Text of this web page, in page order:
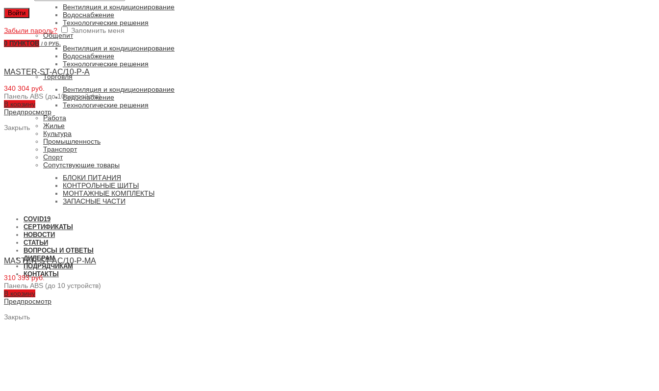
Войти
Забыли пароль? Запомнить меня
0 ПУНКТОВ / 0 РУБ.
Вентиляция и кондиционирование
Водоснабжение
Технологические решения
Общепит
Вентиляция и кондиционирование
Водоснабжение
Технологические решения
Торговля
Вентиляция и кондиционирование
Водоснабжение
Технологические решения
Работа
Жилье
Культура
Промышленность
Транспорт
Спорт
Сопутствующие товары
БЛОКИ ПИТАНИЯ
КОНТРОЛЬНЫЕ ЩИТЫ
МОНТАЖНЫЕ КОМПЛЕКТЫ
ЗАПАСНЫЕ ЧАСТИ
COVID19
СЕРТИФИКАТЫ
НОВОСТИ
СТАТЬИ
ВОПРОСЫ И ОТВЕТЫ
ДИЛЕРАМ
ПОДРЯДЧИКАМ
КОНТАКТЫ
MASTER-ST-AC/10-P-A
340 304 руб.
Панель ABS (до 10 устройств)
В корзину
Предпросмотр
Закрыть
MASTER-ST-AC/10-P-MA
310 393 руб.
Панель ABS (до 10 устройств)
В корзину
Предпросмотр
Закрыть